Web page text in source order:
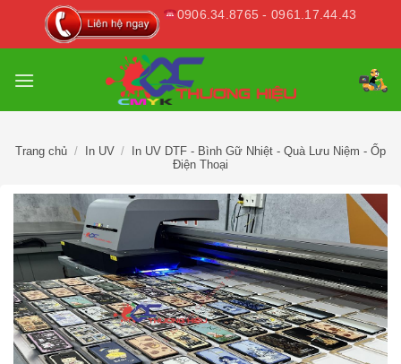
0906.34.8765 - 0961.17.44.43
Trang chủ / In UV /
In UV DTF - Bình Gữ Nhiệt - Quà Lưu Niệm - Ốp
Điện Thoại